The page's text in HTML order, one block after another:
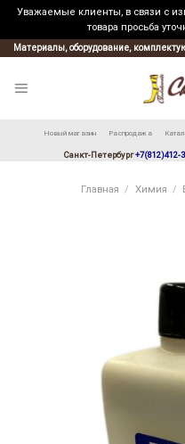
Уважаемые клиенты, в связи с
товара просьба
Материалы, оборудование,
Новый магазин Распродажа
Санкт-Петербург+7(812)412-
Главная / Химия /